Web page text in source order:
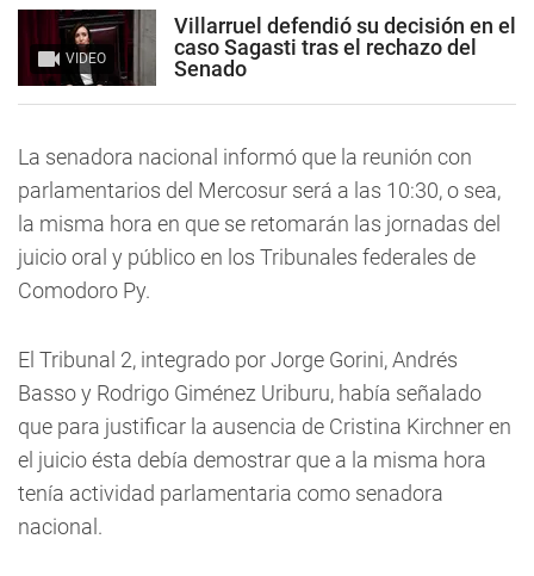
VIDEO
Villarruel defendió su decisión en el
caso Sagasti tras el rechazo del
Senado
La senadora nacional informó que la reunión con
parlamentarios del Mercosur será a las 10:30, o sea,
la misma hora en que se retomarán las jornadas del
juicio oral y público en los Tribunales federales de
Comodoro Py.
El Tribunal 2, integrado por Jorge Gorini, Andrés
Basso y Rodrigo Giménez Uriburu, había señalado
que para justificar la ausencia de Cristina Kirchner en
el juicio ésta debía demostrar que a la misma hora
tenía actividad parlamentaria como senadora
nacional.